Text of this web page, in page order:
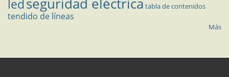
led tabla de contenidos
tendido de líneas
Más